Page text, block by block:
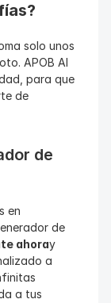
solo unos
APOB AI
para que
de
de
en
de
ahoray
a
a tus